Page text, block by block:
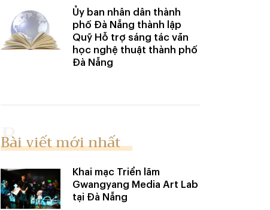
Ủy ban nhân dân thành
phố Đà Nẵng thành lập
Quỹ Hỗ trợ sáng tác văn
học nghệ thuật thành phố
Đà Nẵng
Bài viết mới nhất
Khai mạc Triển lãm
Gwangyang Media Art Lab
tại Đà Nẵng